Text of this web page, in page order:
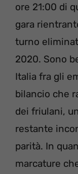
ore 21:00 di
gara
turno
2020. Sono
Italia fra gli
bilancio che
dei friulani,
restante
parità. In
marcature